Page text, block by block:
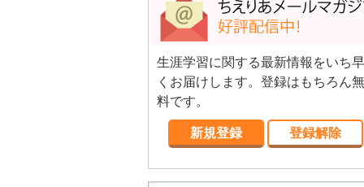
生涯学習に関する最新情報をいち早
くお届けします。登録はもちろん無
料です。
新規登録 登録解除